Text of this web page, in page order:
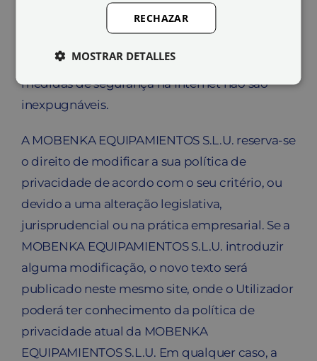
expostos, quer provenham da ação humana
Utilizador deve ter consciência de que as
medidas de segurança na Internet não são
inexpugnáveis.
A MOBENKA EQUIPAMIENTOS S.L.U. reserva-se
o direito de modificar a sua política de
privacidade de acordo com o seu critério, ou
devido a uma alteração legislativa,
jurisprudencial ou na prática empresarial. Se a
MOBENKA EQUIPAMIENTOS S.L.U. introduzir
alguma modificação, o novo texto será
publicado neste mesmo site, onde o Utilizador
poderá ter conhecimento da política de
privacidade atual da MOBENKA
EQUIPAMIENTOS S.L.U. Em qualquer caso, a
RECHAZAR
MOSTRAR DETALLES